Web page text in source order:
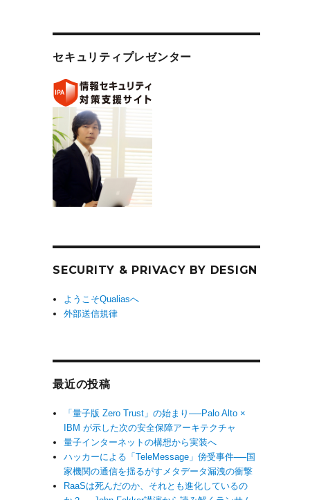
セキュリティプレゼンター
SECURITY & PRIVACY BY DESIGN
ようこそQualiasへ
外部送信規律
最近の投稿
「量子版 Zero Trust」の始まり──Palo Alto ×
IBM が示した次の安全保障アーキテクチャ
量子インターネットの構想から実装へ
ハッカーによる「TeleMessage」傍受事件──国
家機関の通信を揺るがすメタデータ漏洩の衝撃
RaaSは死んだのか、それとも進化しているの